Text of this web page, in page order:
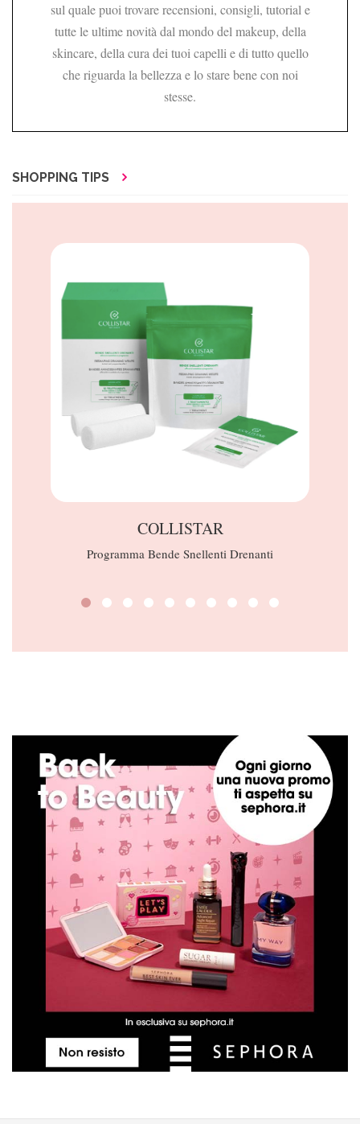
sul quale puoi trovare recensioni, consigli, tutorial e
tutte le ultime novità dal mondo del makeup, della
skincare, della cura dei tuoi capelli e di tutto quello
che riguarda la bellezza e lo stare bene con noi
stesse.
SHOPPING TIPS
COLLISTAR
Programma Bende Snellenti Drenanti